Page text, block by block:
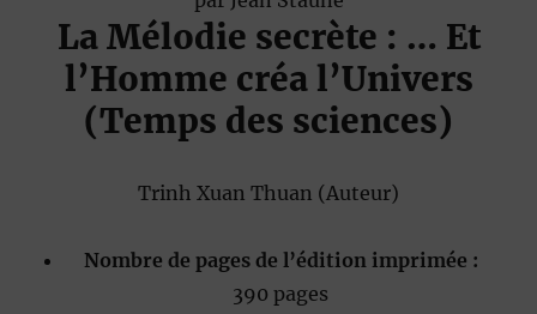
La Mélodie secrète : … Et
l’Homme créa l’Univers
(Temps des sciences)
Trinh Xuan Thuan (Auteur)
Nombre de pages de l’édition imprimée :
390 pages